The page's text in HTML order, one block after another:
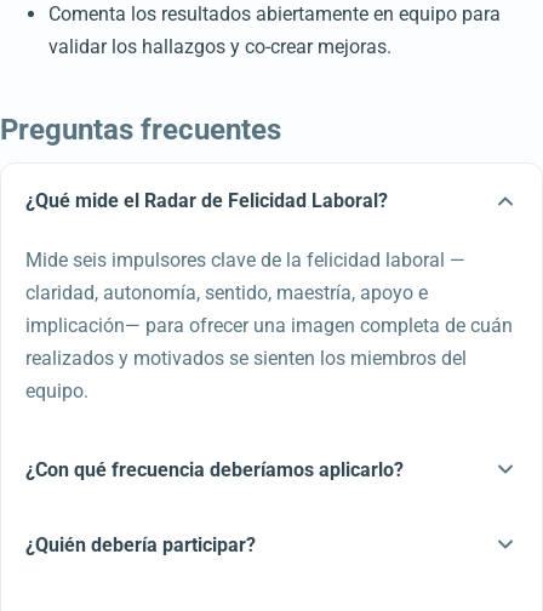
Comenta los resultados abiertamente en equipo para
validar los hallazgos y co-crear mejoras.
Preguntas frecuentes
¿Qué mide el Radar de Felicidad Laboral?
Mide seis impulsores clave de la felicidad laboral —
claridad, autonomía, sentido, maestría, apoyo e
implicación— para ofrecer una imagen completa de cuán
realizados y motivados se sienten los miembros del
equipo.
¿Con qué frecuencia deberíamos aplicarlo?
¿Quién debería participar?